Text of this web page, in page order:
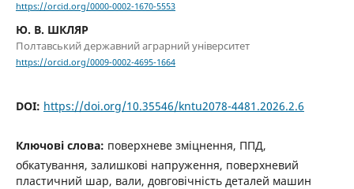
https://orcid.org/0000-0002-1670-5553
Ю. В. ШКЛЯР
Полтавський державний аграрний університет
https://orcid.org/0009-0002-4695-1664
DOI: https://doi.org/10.35546/kntu2078-4481.2026.2.6
Ключові слова: поверхневе зміцнення, ППД,
обкатування, залишкові напруження, поверхневий
пластичний шар, вали, довговічність деталей машин